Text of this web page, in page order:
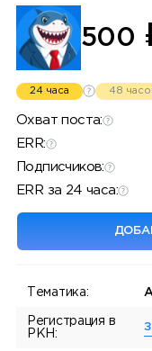
500
24 часа 48
Охват поста:
ERR:
Подписчиков:
ERR за 24 часа:
Тематика:
Регистрация в
РКН: